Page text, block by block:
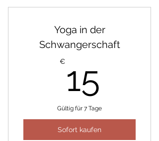
Yoga in der
Schwangerschaft
€ 15
Gültig für 7 Tage
Sofort kaufen